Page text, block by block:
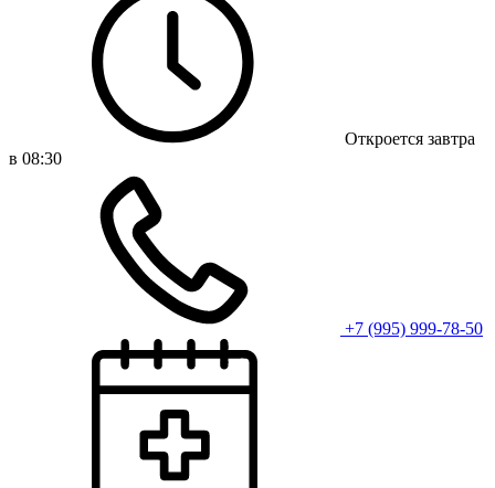
Откроется завтра
в 08:30
+7 (995) 999-78-50